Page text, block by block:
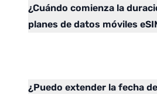
¿Cuándo comienza la
planes de datos móviles
¿Puedo extender la fecha de